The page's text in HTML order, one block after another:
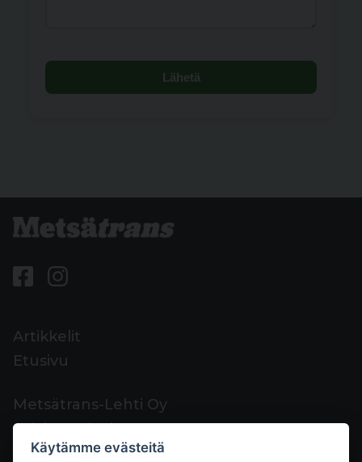
Lähetä
Artikkelit
Etusivu
Metsätrans-Lehti Oy
Asiakaspalvelu
Yhteystiedot
Käytämme evästeitä